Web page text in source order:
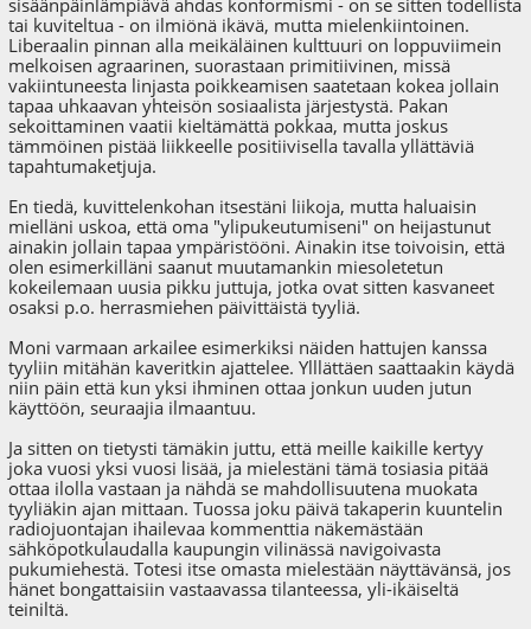
tai kuviteltua - on ilmiönä ikävä, mutta mielenkiintoinen.
Liberaalin pinnan alla meikäläinen kulttuuri on loppuviimein
melkoisen agraarinen, suorastaan primitiivinen, missä
vakiintuneesta linjasta poikkeamisen saatetaan kokea jollain
tapaa uhkaavan yhteisön sosiaalista järjestystä. Pakan
sekoittaminen vaatii kieltämättä pokkaa, mutta joskus
tämmöinen pistää liikkeelle positiivisella tavalla yllättäviä
tapahtumaketjuja.
En tiedä, kuvittelenkohan itsestäni liikoja, mutta haluaisin
mielläni uskoa, että oma "ylipukeutumiseni" on heijastunut
ainakin jollain tapaa ympäristööni. Ainakin itse toivoisin, että
olen esimerkilläni saanut muutamankin miesoletetun
kokeilemaan uusia pikku juttuja, jotka ovat sitten kasvaneet
osaksi p.o. herrasmiehen päivittäistä tyyliä.
Moni varmaan arkailee esimerkiksi näiden hattujen kanssa
tyyliin mitähän kaveritkin ajattelee. Ylllättäen saattaakin käydä
niin päin että kun yksi ihminen ottaa jonkun uuden jutun
käyttöön, seuraajia ilmaantuu.
Ja sitten on tietysti tämäkin juttu, että meille kaikille kertyy
joka vuosi yksi vuosi lisää, ja mielestäni tämä tosiasia pitää
ottaa ilolla vastaan ja nähdä se mahdollisuutena muokata
tyyliäkin ajan mittaan. Tuossa joku päivä takaperin kuuntelin
radiojuontajan ihailevaa kommenttia näkemästään
sähköpotkulaudalla kaupungin vilinässä navigoivasta
pukumiehestä. Totesi itse omasta mielestään näyttävänsä, jos
hänet bongattaisiin vastaavassa tilanteessa, yli-ikäiseltä
teiniltä.